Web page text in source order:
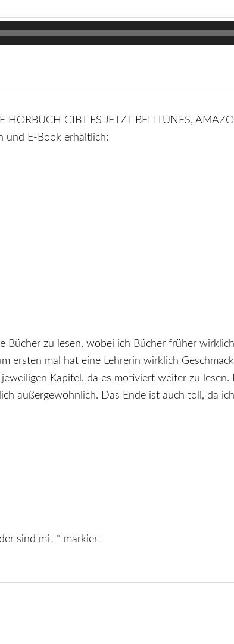
GIBT ES JETZT BEI ITUNES,
und E-Book erhältlich:
Bücher zu lesen, wobei ich Bücher früher
ersten mal hat eine Lehrerin wirklich
Kapitel, da es motiviert weiter zu
außergewöhnlich. Das Ende ist auch toll, da
sind mit * markiert